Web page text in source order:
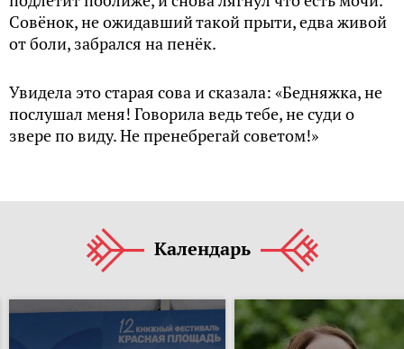
Совёнок, не ожидавший такой прыти, едва живой
от боли, забрался на пенёк.
Увидела это старая сова и сказала: «Бедняжка, не
послушал меня! Говорила ведь тебе, не суди о
звере по виду. Не пренебрегай советом!»
Календарь